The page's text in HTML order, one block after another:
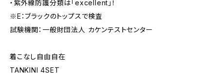
・紫外線防護分類は「excellent」！
※E：ブラックのトップスで検査
試験機関：一般財団法人 カケンテストセンター
着こなし自由自在
TANKINI 4SET